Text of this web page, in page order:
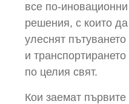
все по-иновационни
решения, с които да
улеснят пътуването
и транспортирането
по целия свят.
Кои заемат първите